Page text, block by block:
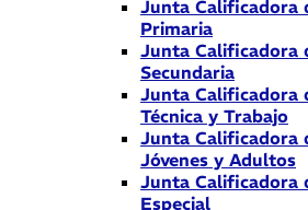
Junta Calificadora
Primaria
Junta Calificadora
Secundaria
Junta Calificadora
Técnica y Trabajo
Junta Calificadora
Jóvenes y Adultos
Junta Calificadora
Especial